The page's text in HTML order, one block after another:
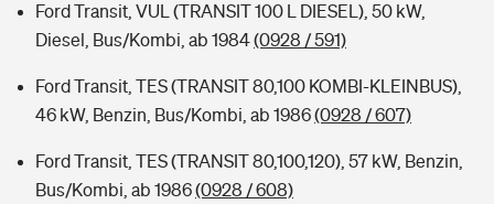
Ford Transit, VUL (TRANSIT 100 L DIESEL), 50 kW,
Diesel, Bus/Kombi, ab 1984(0928 / 591)
Ford Transit, TES (TRANSIT 80,100 KOMBI-KLEINBUS),
46 kW, Benzin, Bus/Kombi, ab 1986(0928 / 607)
Ford Transit, TES (TRANSIT 80,100,120), 57 kW, Benzin,
Bus/Kombi, ab 1986(0928 / 608)